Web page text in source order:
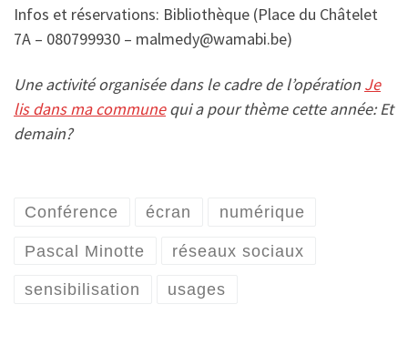
Infos et réservations: Bibliothèque (Place du Châtelet
7A – 080799930 – malmedy@wamabi.be)
Une activité organisée dans le cadre de l’opération Je
lis dans ma communequi a pour thème cette année: Et
demain?
Conférence écran numérique
Pascal Minotte réseaux sociaux
sensibilisation usages